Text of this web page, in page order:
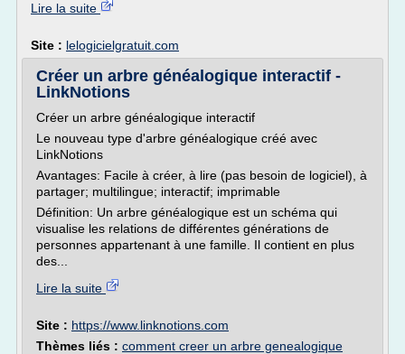
Lire la suite
Site : lelogicielgratuit.com
Créer un arbre généalogique interactif -
LinkNotions
Créer un arbre généalogique interactif
Le nouveau type d'arbre généalogique créé avec
LinkNotions
Avantages: Facile à créer, à lire (pas besoin de logiciel), à
partager; multilingue; interactif; imprimable
Définition: Un arbre généalogique est un schéma qui
visualise les relations de différentes générations de
personnes appartenant à une famille. Il contient en plus
des...
Lire la suite
Site : https://www.linknotions.com
Thèmes liés : comment creer un arbre genealogique